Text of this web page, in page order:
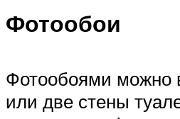
Фотообои
Фотообоями можно
или две стены